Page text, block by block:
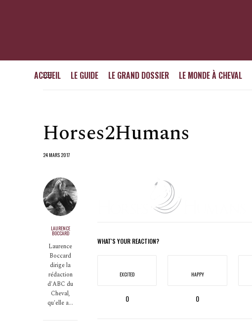
ACCUEIL LE GUIDE LE GRAND DOSSIER LE MONDE À CHEVAL
Horses2Humans
24 MARS 2017
LAURENCE
BOCCARD
Laurence
Boccard
dirige la
rédaction
d'ABC du
Cheval,
qu'elle a…
WHAT'S YOUR REACTION?
EXCITED
0
HAPPY
0